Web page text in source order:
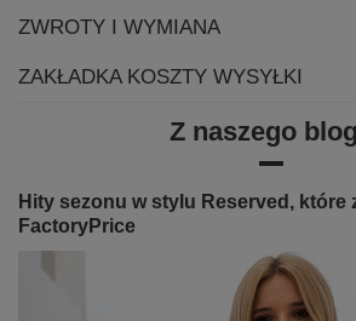
ZWROTY I WYMIANA
ZAKŁADKA KOSZTY WYSYŁKI
Z naszego
Hity sezonu w stylu Reserved, które
FactoryPrice